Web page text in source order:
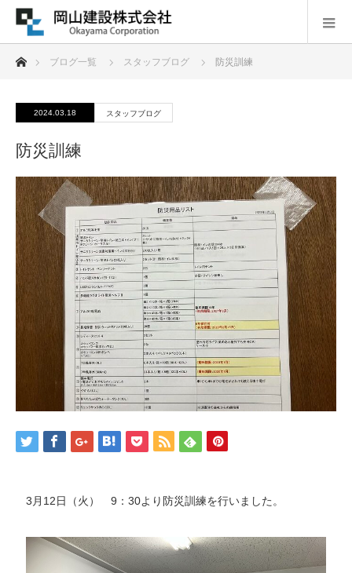
ホームブログ一覧 スタッフブログ 防災訓練
2024.03.18 スタッフブログ
防災訓練
3月12日（火） 9：30より防災訓練を行いました。